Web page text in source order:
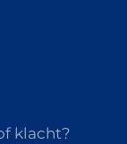
klacht?